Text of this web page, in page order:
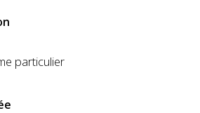
particulier